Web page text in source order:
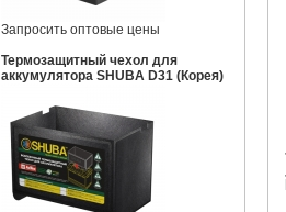
Запросить оптовые цены
Термозащитный чехол для
аккумулятора SHUBA D31 (Корея)